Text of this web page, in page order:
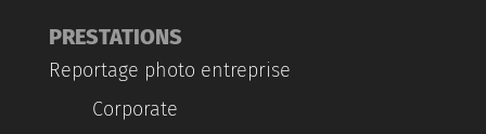
PRESTATIONS
Reportage photo entreprise
Corporate